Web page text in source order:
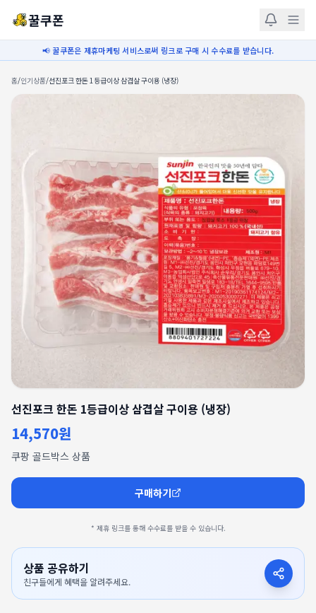
꿀쿠폰
📢 꿀쿠폰은 제휴마케팅 서비스로써 링크로 구매 시 수수료를 받습니다.
홈/인기상품/선진포크 한돈 1등급이상 삼겹살 구이용 (냉장)
선진포크 한돈 1등급이상 삼겹살 구이용 (냉장)
14,570원
쿠팡 골드박스 상품
구매하기
* 제휴 링크를 통해 수수료를 받을 수 있습니다.
상품 공유하기
친구들에게 혜택을 알려주세요.